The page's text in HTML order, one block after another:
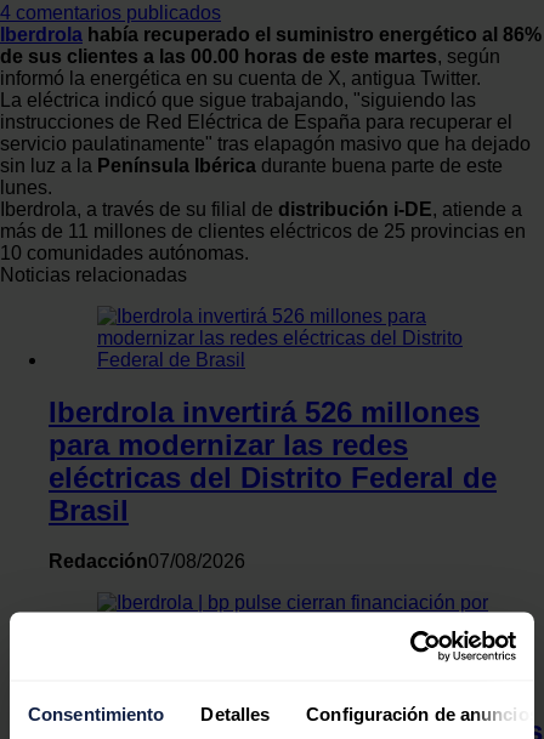
Consentimiento Detalles Configuración de anuncios
4 comentarios publicados
Iberdrola había recuperado el suministro energético al 86%
de sus clientes a las 00.00 horas de este martes, según
informó la energética en su cuenta de X, antigua Twitter.
La eléctrica indicó que sigue trabajando, "siguiendo las
instrucciones de Red Eléctrica de España para recuperar el
servicio paulatinamente" tras elapagón masivo que ha dejado
sin luz a la Península Ibérica durante buena parte de este
lunes.
Iberdrola, a través de su filial de distribución i-DE, atiende a
más de 11 millones de clientes eléctricos de 25 provincias en
10 comunidades autónomas.
Noticias relacionadas
Iberdrola invertirá 526 millones
para modernizar las redes
eléctricas del Distrito Federal de
Brasil
Redacción07/08/2026
Iberdrola | bp pulse cierran
financiación por hasta 230 millones